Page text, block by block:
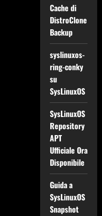
Cache di
DistroClone
Backup
syslinuxos-
ring-conky
su
SysLinuxOS
SysLinuxOS
Repository
APT
Ufficiale Ora
Disponibile
Guida a
SysLinuxOS
Snapshot